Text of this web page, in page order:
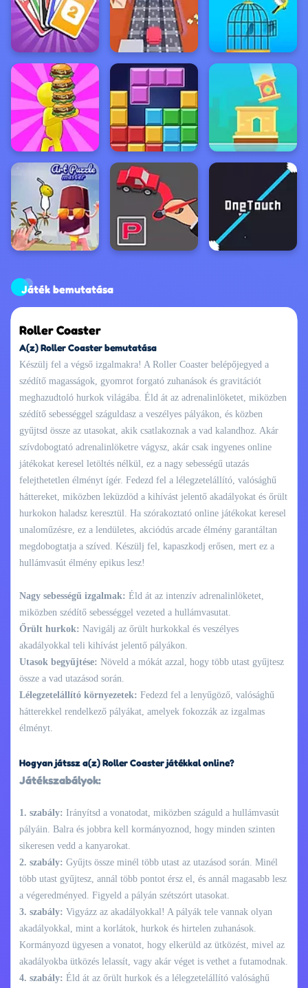
Játék bemutatása
Roller Coaster
A(z) Roller Coaster bemutatása
Készülj fel a végső izgalmakra! A Roller Coaster belépőjegyed a
szédítő magasságok, gyomrot forgató zuhanások és gravitációt
meghazudtoló hurkok világába. Éld át az adrenalinlöketet, miközben
szédítő sebességgel száguldasz a veszélyes pályákon, és közben
gyűjtsd össze az utasokat, akik csatlakoznak a vad kalandhoz. Akár
szívdobogtató adrenalinlöketre vágysz, akár csak ingyenes online
játékokat keresel letöltés nélkül, ez a nagy sebességű utazás
felejthetetlen élményt ígér. Fedezd fel a lélegzetelállító, valósághű
háttereket, miközben leküzdöd a kihívást jelentő akadályokat és őrült
hurkokon haladsz keresztül. Ha szórakoztató online játékokat keresel
unaloműzésre, ez a lendületes, akciódús arcade élmény garantáltan
megdobogtatja a szíved. Készülj fel, kapaszkodj erősen, mert ez a
hullámvasút élmény epikus lesz!
Nagy sebességű izgalmak: Éld át az intenzív adrenalinlöketet,
miközben szédítő sebességgel vezeted a hullámvasutat.
Őrült hurkok: Navigálj az őrült hurkokkal és veszélyes
akadályokkal teli kihívást jelentő pályákon.
Utasok begyűjtése: Növeld a mókát azzal, hogy több utast gyűjtesz
össze a vad utazásod során.
Lélegzetelállító környezetek: Fedezd fel a lenyűgöző, valósághű
hátterekkel rendelkező pályákat, amelyek fokozzák az izgalmas
élményt.
Hogyan játssz a(z) Roller Coaster játékkal online?
Játékszabályok:
1. szabály: Irányítsd a vonatodat, miközben száguld a hullámvasút
pályáin. Balra és jobbra kell kormányoznod, hogy minden szinten
sikeresen vedd a kanyarokat.
2. szabály: Gyűjts össze minél több utast az utazásod során. Minél
több utast gyűjtesz, annál több pontot érsz el, és annál magasabb lesz
a végeredményed. Figyeld a pályán szétszórt utasokat.
3. szabály: Vigyázz az akadályokkal! A pályák tele vannak olyan
akadályokkal, mint a korlátok, hurkok és hirtelen zuhanások.
Kormányozd ügyesen a vonatot, hogy elkerüld az ütközést, mivel az
akadályokba ütközés lelassít, vagy akár véget is vethet a futamodnak.
4. szabály: Éld át az őrült hurkok és a lélegzetelállító valósághű